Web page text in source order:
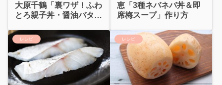
大原千鶴「裏ワザ！ふわ
とろ親子丼・醤油バター
恵「3種ネバネバ丼＆即
席梅スープ」作り方
レシピ レシピ